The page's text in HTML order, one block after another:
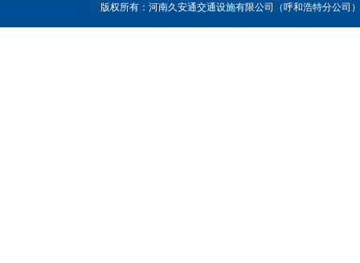
版权所有：河南久安通交通设施有限公司（呼和浩特分公司